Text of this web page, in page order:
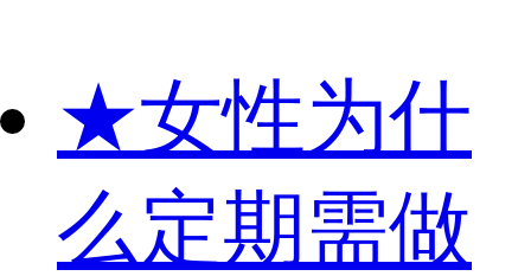
★女性为什
么定期需做